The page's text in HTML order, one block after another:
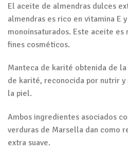
El aceite de almendras dulces
almendras es rico en vitamina E
monoinsaturados. Este aceite es
fines cosméticos.
Manteca de karité obtenida de
de karité, reconocida por nutrir
la piel.
Ambos ingredientes asociados
verduras de Marsella dan como
extra suave.